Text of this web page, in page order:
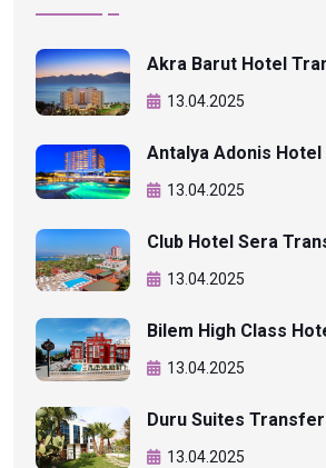
Akra Barut Hotel
13.04.2025
Antalya Adonis
13.04.2025
Club Hotel Sera
13.04.2025
Bilem High Class
13.04.2025
Duru Suites Transfer
13.04.2025